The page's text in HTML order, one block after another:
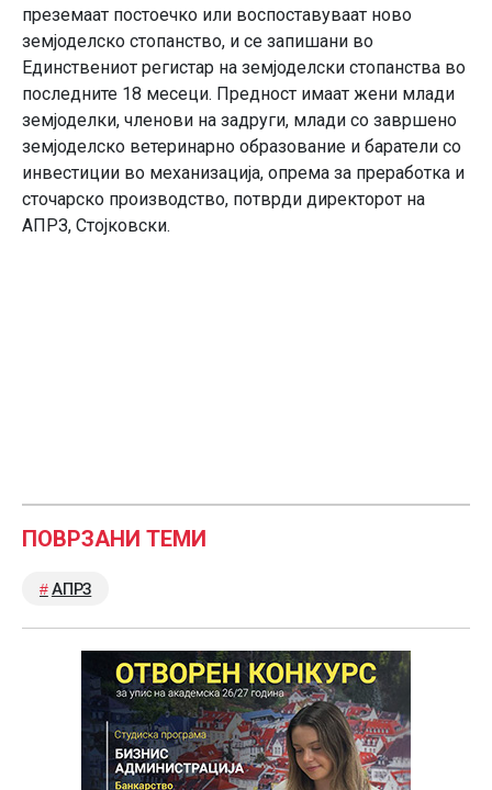
преземаат постоечко или воспоставуваат ново
земјоделско стопанство, и се запишани во
Единствениот регистар на земјоделски стопанства во
последните 18 месеци. Предност имаат жени млади
земјоделки, членови на задруги, млади со завршено
земјоделско ветеринарно образование и баратели со
инвестиции во механизација, опрема за преработка и
сточарско производство, потврди директорот на
АПРЗ, Стојковски.
ПОВРЗАНИ ТЕМИ
АПРЗ